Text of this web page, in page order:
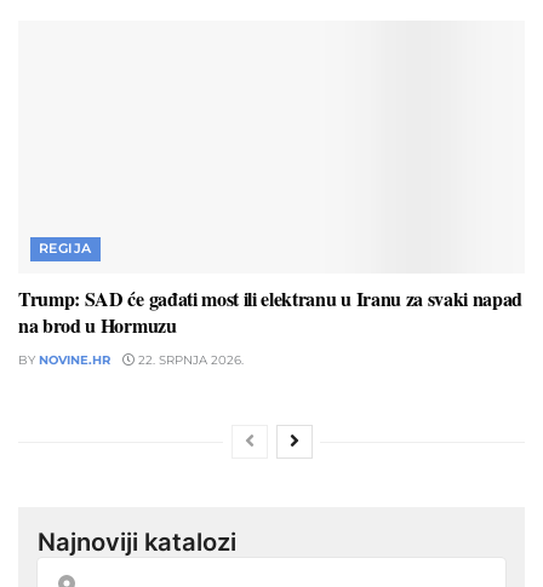
REGIJA
Trump: SAD će gađati most ili elektranu u Iranu za svaki napad
na brod u Hormuzu
BY NOVINE.HR 22. SRPNJA 2026.